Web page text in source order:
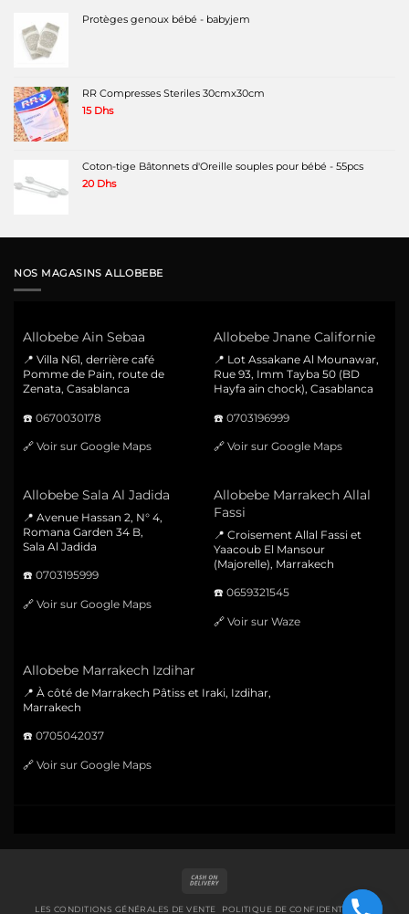
Protèges genoux bébé - babyjem
RR Compresses Steriles 30cmx30cm
15 Dhs
Coton-tige Bâtonnets d'Oreille souples pour bébé - 55pcs
20 Dhs
NOS MAGASINS ALLOBEBE
Allobebe Ain Sebaa
📍 Villa N61, derrière café
Pomme de Pain, route de
Zenata, Casablanca
☎️ 0670030178
🔗 Voir sur Google Maps
Allobebe Jnane Californie
📍 Lot Assakane Al Mounawar,
Rue 93, Imm Tayba 50 (BD
Hayfa ain chock), Casablanca
☎️ 0703196999
🔗 Voir sur Google Maps
Allobebe Sala Al Jadida
📍 Avenue Hassan 2, N° 4,
Romana Garden 34 B,
Sala Al Jadida
☎️ 0703195999
🔗 Voir sur Google Maps
Allobebe Marrakech Allal
Fassi
📍 Croisement Allal Fassi et
Yaacoub El Mansour
(Majorelle), Marrakech
☎️ 0659321545
🔗 Voir sur Waze
Allobebe Marrakech Izdihar
📍 À côté de Marrakech Pâtiss et Iraki, Izdihar,
Marrakech
☎️ 0705042037
🔗 Voir sur Google Maps
Delivery
LES CONDITIONS GÉNÉRALES DE VENTE POLITIQUE DE CONFIDENTIALITÉ